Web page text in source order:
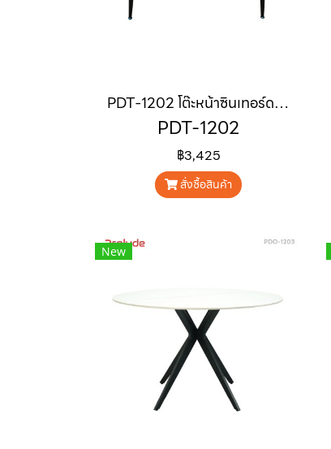
PDT-1202 โต๊ะหน้าซินเทอร์ดสโตน ขนาด 1.2 m "VENTO"
PDT-1202
฿3,425
สั่งซื้อสินค้า
New